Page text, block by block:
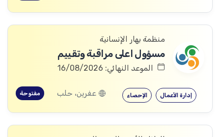
منظمة بهار الإنسانية
مسؤول اعلى مراقبة وتقييم
الموعد النهائي: 16/08/2026
الإحصاء إدارة الأعمال عفرين، حلب مفتوحة